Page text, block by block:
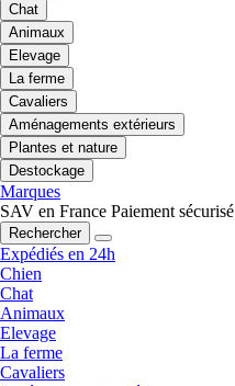
Chat
Animaux
Elevage
La ferme
Cavaliers
Aménagements extérieurs
Plantes et nature
Destockage
Marques
SAV en France Paiement sécurisé
Rechercher
Expédiés en 24h
Chien
Chat
Animaux
Elevage
La ferme
Cavaliers